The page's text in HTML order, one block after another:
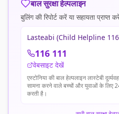
बाल सुरक्षा हेल्पलाइन
बुलिंग की रिपोर्ट करें या सहायता प्राप्त
Lasteabi (Child Helpline
116 111
वेबसाइट देखें
एस्टोनिया की बाल हेल्पलाइन लास्टेबी
सामना करने वाले बच्चों और युवाओं के लिए
करती है।